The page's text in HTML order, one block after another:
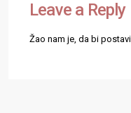
Leave a Reply
Žao nam je, da bi